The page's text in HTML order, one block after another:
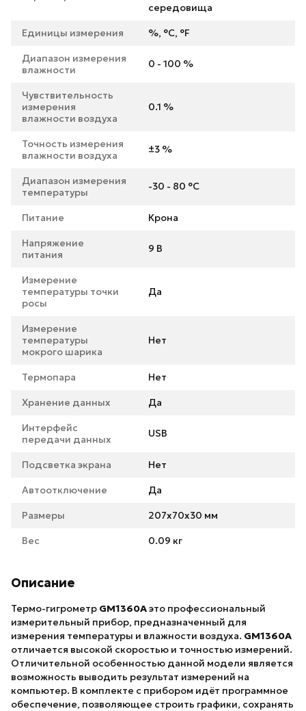
середовища
Единицы измерения %, °C, °F
Диапазон измерения
влажности
0 - 100 %
Чувствительность
измерения
влажности воздуха
0.1 %
Точность измерения
влажности воздуха
±3 %
Диапазон измерения
температуры
-30 - 80 °C
Питание Крона
Напряжение
питания
9 В
Измерение
температуры точки
росы
Да
Измерение
температуры
мокрого шарика
Нет
Термопара Нет
Хранение данных Да
Интерфейс
передачи данных
USB
Подсветка экрана Нет
Автоотключение Да
Размеры 207х70х30 мм
Вес 0.09 кг
Описание
Термо-гигрометр GM1360Aэто профессиональный
измерительный прибор, предназначенный для
измерения температуры и влажности воздуха. GM1360A
отличается высокой скоростью и точностью измерений.
Отличительной особенностью данной модели является
возможность выводить результат измерений на
компьютер. В комплекте с прибором идёт программное
обеспечение, позволяющее строить графики, сохранять